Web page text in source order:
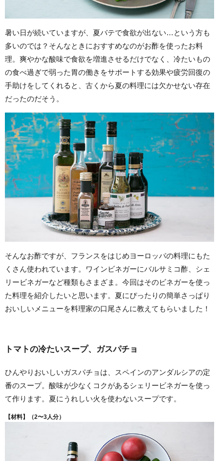
暑い日が続いていますが、夏バテで食欲が出ない…という方も
多いのでは？そんなときにおすすめなのがお酢を使ったお料
理。爽やかな酸味で食欲を増進させるだけでなく、冷たいもの
の食べ過ぎで弱った胃の働きをサポートする効果や疲労回復の
手助けをしてくれると、古くから夏の料理には欠かせない存在
だったのだそう。
そんなお酢ですが、フランスをはじめヨーロッパの料理にもた
くさん使われています。ワインビネガーにバルサミコ酢、シェ
リービネガーなど種類もさまざま。今回はそのビネガーを使っ
た料理を紹介したいと思います。夏にぴったりの簡単さっぱり
おいしいメニューを料理家の口尾さんに教えてもらいました！
トマトの冷たいスープ、ガスパチョ
ひんやりおいしいガスパチョは、スペインのアンダルシアの定
番のスープ。酸味が少なくコクがあるシェリービネガーを使っ
て作ります。夏にうれしい火を使わないスープです。
【材料】（2〜3 人分）